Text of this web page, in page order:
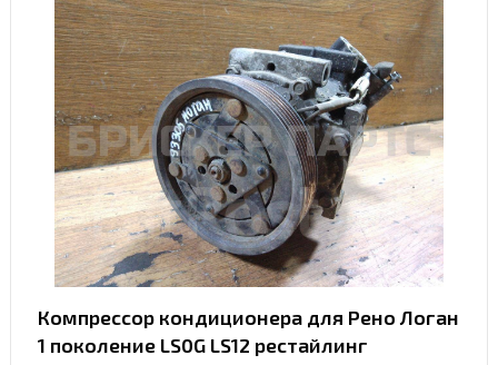
Компрессор кондиционера для Рено Логан
1 поколение LS0G LS12 рестайлинг